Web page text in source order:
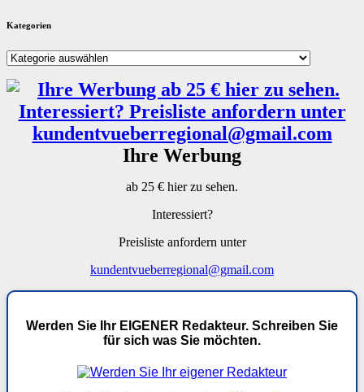
Kategorien
Kategorien
Ihre Werbung
ab 25 € hier zu sehen.
Interessiert?
Preisliste anfordern unter
kundentvueberregional@gmail.com
Werden Sie Ihr EIGENER Redakteur. Schreiben Sie
für sich was Sie möchten.